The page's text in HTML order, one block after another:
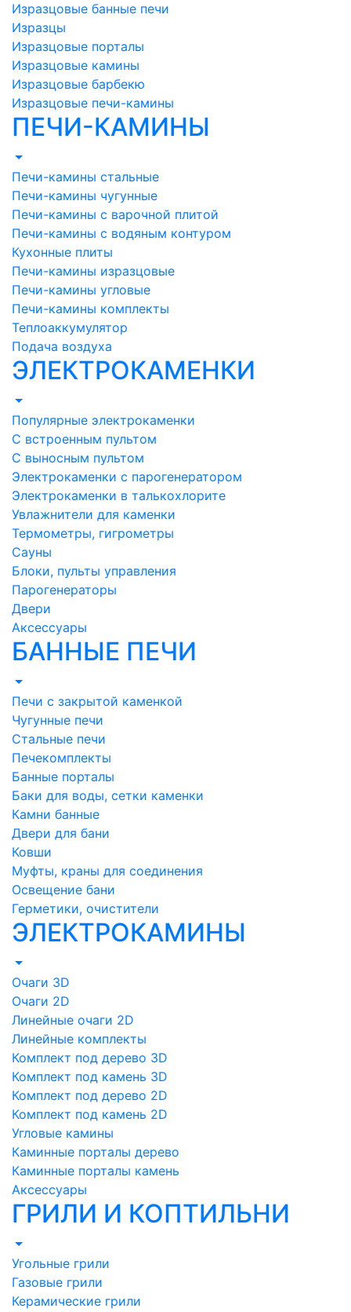
Изразцовые банные печи
Изразцы
Изразцовые порталы
Изразцовые камины
Изразцовые барбекю
Изразцовые печи-камины
ПЕЧИ-КАМИНЫ
Печи-камины стальные
Печи-камины чугунные
Печи-камины с варочной плитой
Печи-камины с водяным контуром
Кухонные плиты
Печи-камины изразцовые
Печи-камины угловые
Печи-камины комплекты
Теплоаккумулятор
Подача воздуха
ЭЛЕКТРОКАМЕНКИ
Популярные электрокаменки
С встроенным пультом
С выносным пультом
Электрокаменки с парогенератором
Электрокаменки в талькохлорите
Увлажнители для каменки
Термометры, гигрометры
Сауны
Блоки, пульты управления
Парогенераторы
Двери
Аксессуары
БАННЫЕ ПЕЧИ
Печи с закрытой каменкой
Чугунные печи
Стальные печи
Печекомплекты
Банные порталы
Баки для воды, сетки каменки
Камни банные
Двери для бани
Ковши
Муфты, краны для соединения
Освещение бани
Герметики, очистители
ЭЛЕКТРОКАМИНЫ
Очаги 3D
Очаги 2D
Линейные очаги 2D
Линейные комплекты
Комплект под дерево 3D
Комплект под камень 3D
Комплект под дерево 2D
Комплект под камень 2D
Угловые камины
Каминные порталы дерево
Каминные порталы камень
Аксессуары
ГРИЛИ И КОПТИЛЬНИ
Угольные грили
Газовые грили
Керамические грили